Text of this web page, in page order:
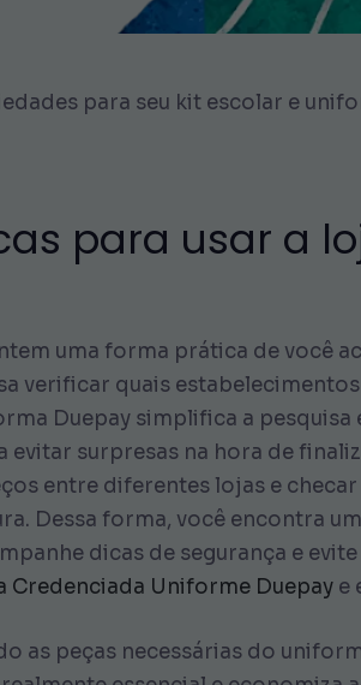
para seu kit escolar e
para usar a
uma forma prática de você
verificar quais
Duepay simplifica a
surpresas na hora de
entre diferentes lojas e
Dessa forma, você encontra
dicas de segurança e
Credenciada Uniforme Duepay e
as peças necessárias do